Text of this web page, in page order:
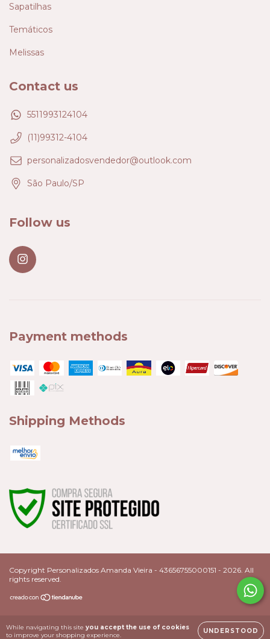
While navigating this site you accept the use of cookies
to improve your shopping experience.
UNDERSTOOD
Sapatilhas
Temáticos
Melissas
Contact us
5511993124104
(11)99312-4104
personalizadosvendedor@outlook.com
São Paulo/SP
Follow us
Payment methods
Shipping Methods
Copyright Personalizados Amanda Vieira - 43656755000151 - 2026. All
rights reserved.